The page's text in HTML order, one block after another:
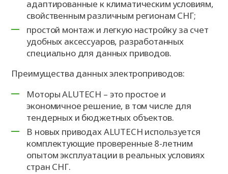
адаптированные к климатическим условиям,
свойственным различным регионам СНГ;
простой монтаж и легкую настройку за счет
удобных аксессуаров, разработанных
специально для данных приводов.
Преимущества данных электроприводов:
Моторы ALUTECH – это простое и
экономичное решение, в том числе для
тендерных и бюджетных объектов.
В новых приводах ALUTECH используется
комплектующие проверенные 8-летним
опытом эксплуатации в реальных условиях
стран СНГ.